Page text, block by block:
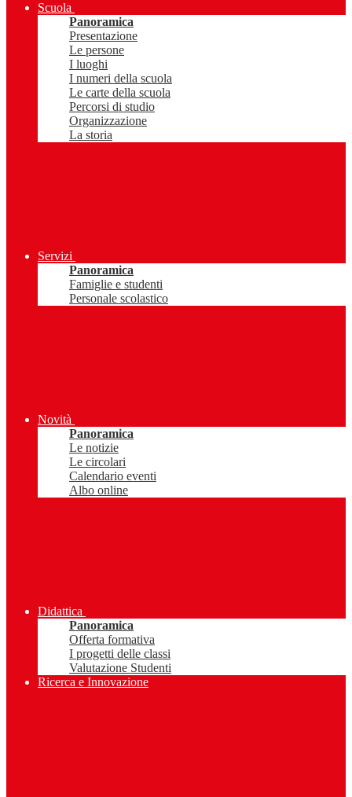
Scuola
Panoramica
Presentazione
Le persone
I luoghi
I numeri della scuola
Le carte della scuola
Percorsi di studio
Organizzazione
La storia
Servizi
Panoramica
Famiglie e studenti
Personale scolastico
Novità
Panoramica
Le notizie
Le circolari
Calendario eventi
Albo online
Didattica
Panoramica
Offerta formativa
I progetti delle classi
Valutazione Studenti
Ricerca e Innovazione